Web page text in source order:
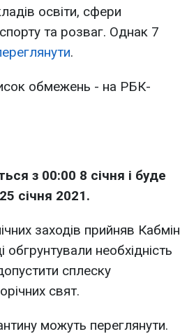
освіти, сфери
та розваг. Однак 7
.
обмежень - на РБК-
з 00:00 8 січня і буде
січня 2021.
заходів прийняв Кабмін
необхідність
сплеску
свят.
можуть переглянути.